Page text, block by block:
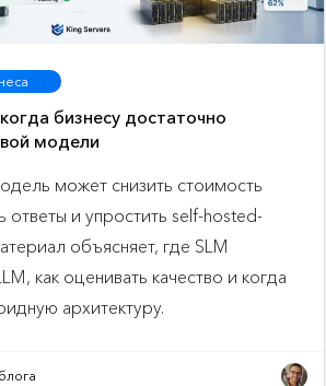
бизнесу достаточно
модели
может снизить стоимость
ответы и упростить self-hosted-
объясняет, где SLM
как оценивать качество и когда
архитектуру.